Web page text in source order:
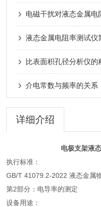
电磁干扰对液态金属
液态金属电阻率测试仪
比表面积孔径分析仪的
介电常数与频率的关系
详细介绍
电极支架液
执行标准：
GB/T 41079.2-2022 液态金属
第2部分：电导率的测定
设备用途：